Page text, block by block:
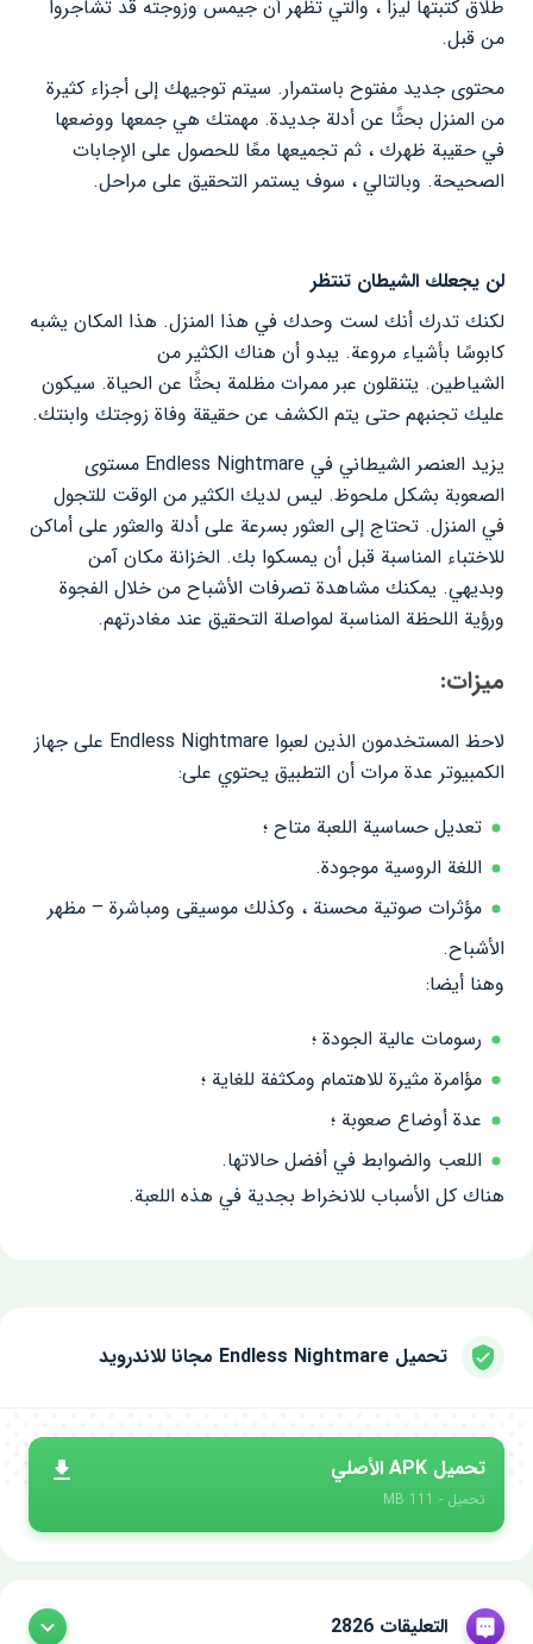
طلاق كتبتها ليزا ، والتي تُظهر أن جيمس وزوجته قد تشاجروا
من قبل.
محتوى جديد مفتوح باستمرار. سيتم توجيهك إلى أجزاء كثيرة
من المنزل بحثًا عن أدلة جديدة. مهمتك هي جمعها ووضعها
في حقيبة ظهرك ، ثم تجميعها معًا للحصول على الإجابات
الصحيحة. وبالتالي ، سوف يستمر التحقيق على مراحل.
لن يجعلك الشيطان تنتظر
لكنك تدرك أنك لست وحدك في هذا المنزل. هذا المكان يشبه
كابوسًا بأشياء مروعة. يبدو أن هناك الكثير من
الشياطين. يتنقلون عبر ممرات مظلمة بحثًا عن الحياة. سيكون
عليك تجنبهم حتى يتم الكشف عن حقيقة وفاة زوجتك وابنتك.
يزيد العنصر الشيطاني في Endless Nightmare مستوى
الصعوبة بشكل ملحوظ. ليس لديك الكثير من الوقت للتجول
في المنزل. تحتاج إلى العثور بسرعة على أدلة والعثور على أماكن
للاختباء المناسبة قبل أن يمسكوا بك. الخزانة مكان آمن
وبديهي. يمكنك مشاهدة تصرفات الأشباح من خلال الفجوة
ورؤية اللحظة المناسبة لمواصلة التحقيق عند مغادرتهم.
ميزات:
لاحظ المستخدمون الذين لعبوا Endless Nightmare على جهاز
الكمبيوتر عدة مرات أن التطبيق يحتوي على:
تعديل حساسية اللعبة متاح ؛
اللغة الروسية موجودة.
مؤثرات صوتية محسنة ، وكذلك موسيقى ومباشرة – مظهر
الأشباح.
وهنا أيضا:
رسومات عالية الجودة ؛
مؤامرة مثيرة للاهتمام ومكثفة للغاية ؛
عدة أوضاع صعوبة ؛
اللعب والضوابط في أفضل حالاتها.
هناك كل الأسباب للانخراط بجدية في هذه اللعبة.
تحميل Endless Nightmare مجانا للاندرويد
تحميل APK الأصلي
تحميل - 111 MB
التعليقات 2826